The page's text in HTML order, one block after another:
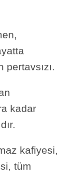
kadar
kafiyesi,
tüm